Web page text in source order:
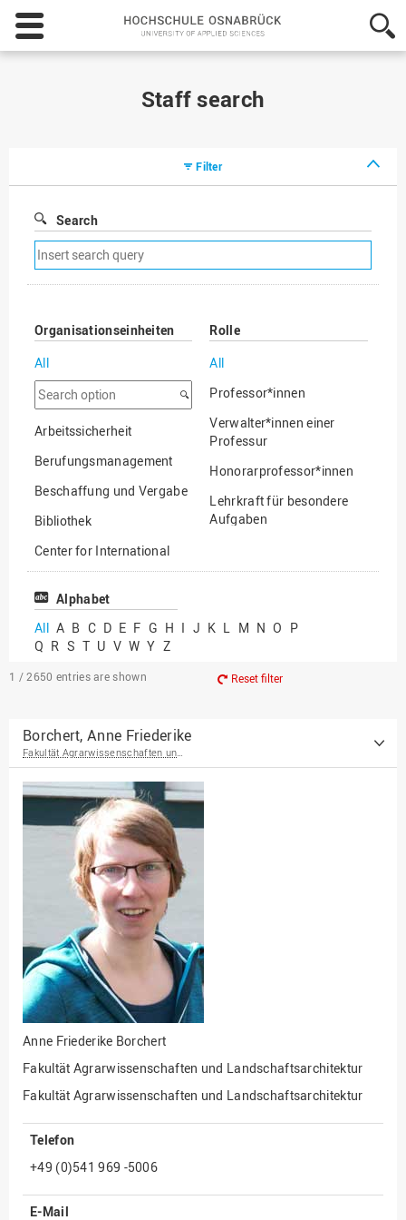
Hochschule
Osnabrück
-
Staff search
Filter
Search
Remove
search
filter
Organisationseinheiten
All
Search
option
Arbeitssicherheit
Berufungsmanagement
Beschaffung und Vergabe
Bibliothek
Center for International
Mobility
Center for International
Chancengerechtigkeit
eLearning Competence
EU-Büro
Fakultät
Agrarwissenschaften und
Landschaftsarchitektur
Fakultät
Ingenieurwissenschaften
und Informatik
Fakultät Management,
Kultur und Technik
Fakultät Wirtschafts- und
Sozialwissenschaften
Finanzen
Forschung, Kooperation,
Drittmittel
Gebäude und Technik
Gesellschaftliches
Gleichstellungsbüro
Hochschulleitung
Hochschulplanung/-
Rolle
All
Professor*innen
Verwalter*innen einer
Professur
Honorarprofessor*innen
Lehrkraft für besondere
Aufgaben
Professor*innen im
Alphabet
All A B C D E F G H I J K L M N O P
Q R S T U V W Y Z
1 / 2650 entries are shown Reset filter
Borchert, Anne Friederike
Anne Friederike Borchert
Fakultät Agrarwissenschaften und Landschaftsarchitektur
Fakultät Agrarwissenschaften und Landschaftsarchitektur
Telefon
+49 (0)541 969 -5006
E-Mail